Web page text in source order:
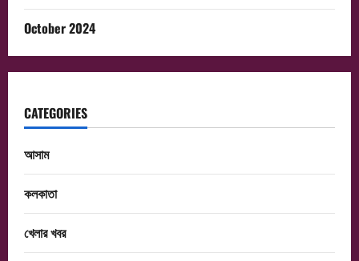
October 2024
CATEGORIES
আসাম
কলকাতা
খেলার খবর